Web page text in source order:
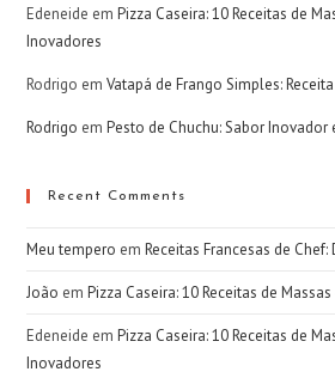
Edeneide emPizza Caseira: 10 Receitas de
Inovadores
Rodrigo emVatapá de Frango Simples:
Rodrigo emPesto de Chuchu: Sabor Inovador
Recent Comments
Meu tempero emReceitas Francesas de
João emPizza Caseira: 10 Receitas de
Edeneide emPizza Caseira: 10 Receitas de
Inovadores